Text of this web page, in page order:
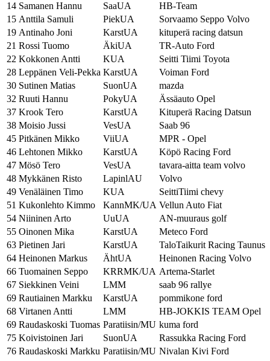
14 Samanen Hannu SaaUA
HB-Team
15 Anttila Samuli PiekUA
Sorvaamo Seppo Volvo
19 Antinaho Joni KarstUA
kituperä racing datsun
21 Rossi Tuomo ÄkiUA
TR-Auto Ford
22 Kokkonen Antti KUA
Seitti Tiimi Toyota
28 Leppänen Veli-Pekka KarstUA
Voiman Ford
30 Sutinen Matias SuonUA
mazda
32 Ruuti Hannu PokyUA
Ässäauto Opel
37 Krook Tero KarstUA
Kituperä Racing Datsun
38 Moisio Jussi VesUA
Saab 96
45 Pitkänen Mikko ViiUA
MPR - Opel
46 Lehtonen Mikko KarstUA
Köpö Racing Ford
47 Mösö Tero VesUA
tavara-aitta team volvo
48 Mykkänen Risto LapinlAU
Volvo
49 Venäläinen Timo KUA
SeittiTiimi chevy
51 Kukonlehto Kimmo KannMK/UA Vellun Auto Fiat
54 Niininen Arto UuUA
AN-muuraus golf
55 Oinonen Mika KarstUA
Meteco Ford
63 Pietinen Jari KarstUA
TaloTaikurit Racing Taunus
64 Heinonen Markus ÄhtUA
Heinonen Racing Volvo
66 Tuomainen Seppo KRRMK/UA Artema-Starlet
67 Siekkinen Veini LMM
saab 96 rallye
69 Rautiainen Markku KarstUA
pommikone ford
68 Virtanen Antti LMM
HB-JOKKIS TEAM Opel
69 Raudaskoski Tuomas Paratiisin/MU kuma ford
75 Koivistoinen Jari SuonUA
Rassukka Racing Ford
76 Raudaskoski Markku Paratiisin/MU Nivalan Kivi Ford